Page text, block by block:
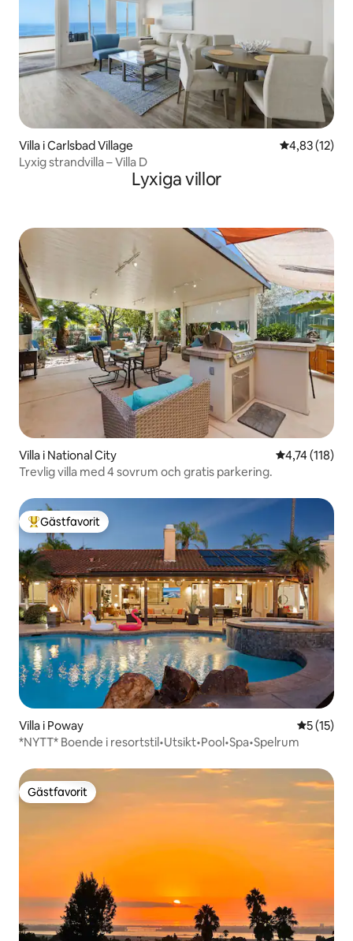
Villa i Carlsbad Village 4,83 av 5 i
4,83 (12)
Lyxig strandvilla – Villa D
Lyxiga villor
Villa i National City 4,74 av 5 i
4,74 (118)
Trevlig villa med 4 sovrum och gratis parkering.
Populär gästfavorit
Gästfavorit
Villa i Poway 5 av 5 i
5 (15)
*NYTT* Boende i resortstil•Utsikt•Pool•Spa•Spelrum
Gästfavorit
Gästfavorit